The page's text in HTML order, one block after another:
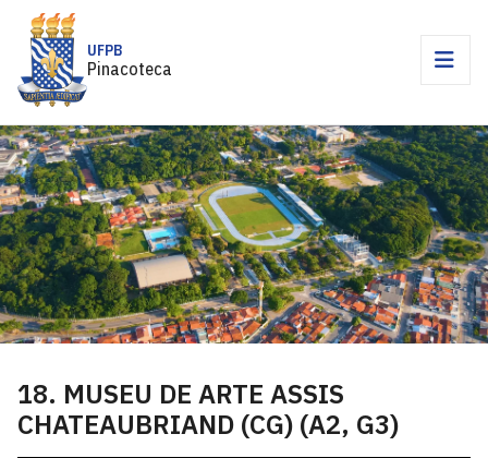
UFPB
Pinacoteca
18. MUSEU DE ARTE ASSIS
CHATEAUBRIAND (CG) (A2, G3)